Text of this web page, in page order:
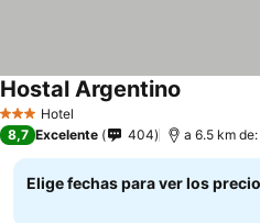
3 Estrellas
Hotel
Hostal Argentino
8,7 Excelente 404
Elige fechas para ver los